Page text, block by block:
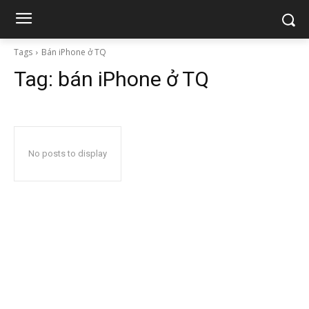
Tags Bán iPhone ở TQ
Tag: bán iPhone ở TQ
No posts to display